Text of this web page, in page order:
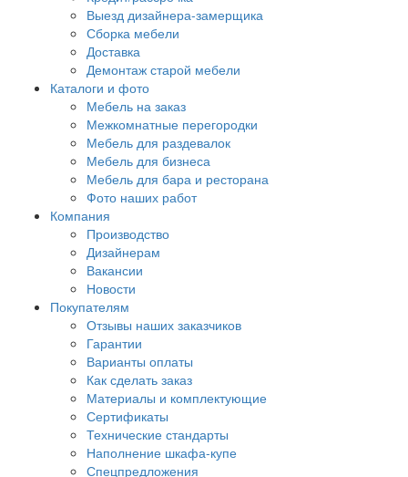
Выезд дизайнера-замерщика
Сборка мебели
Доставка
Демонтаж старой мебели
Каталоги и фото
Мебель на заказ
Межкомнатные перегородки
Мебель для раздевалок
Мебель для бизнеса
Мебель для бара и ресторана
Фото наших работ
Компания
Производство
Дизайнерам
Вакансии
Новости
Покупателям
Отзывы наших заказчиков
Гарантии
Варианты оплаты
Как сделать заказ
Материалы и комплектующие
Сертификаты
Технические стандарты
Наполнение шкафа-купе
Спецпредложения